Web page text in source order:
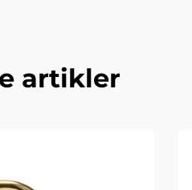
artikler